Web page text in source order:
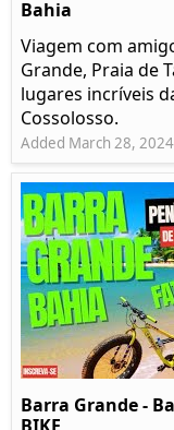
Bahia
Viagem com
Grande, Praia de
lugares incríveis
Cossolosso.
Added March 28, 2024
Barra Grande -